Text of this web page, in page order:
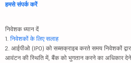
हमसे संपर्क करें
निवेशक ध्यान दें
1. निवेशकों के लिए सलाह
2. आईपीओ (IPO) को सब्सक्राइब करते समय निवेशकों
आवंटन की स्थिति में, बैंक को भुगतान करने का अधिकार